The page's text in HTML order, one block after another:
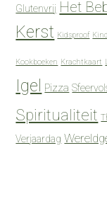
Glutenvrij Het
Kerst Kidsproof
Kookboeken Krachtkaart
Igel
Pizza
Spiritualiteit
Verjaardag